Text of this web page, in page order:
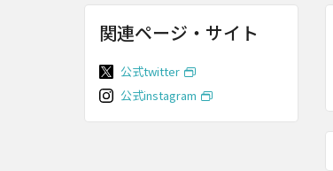
関連ページ・サイト
公式twitter
公式instagram